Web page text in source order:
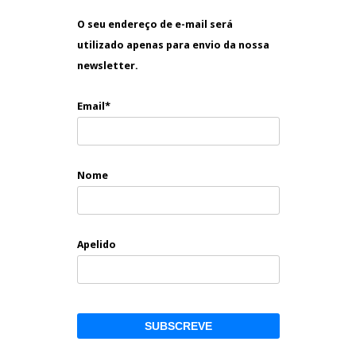
O seu endereço de e-mail será
utilizado apenas para envio da nossa
newsletter.
Email*
Nome
Apelido